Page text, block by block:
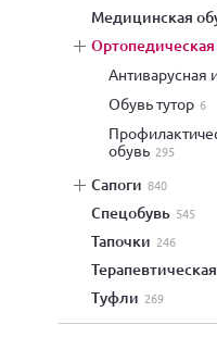
медицинская
антиварусная
обувь тутор 6
профилактическая ортопедическая
обувь 295
сапоги 840
спецобувь 545
тапочки 246
туфли 269